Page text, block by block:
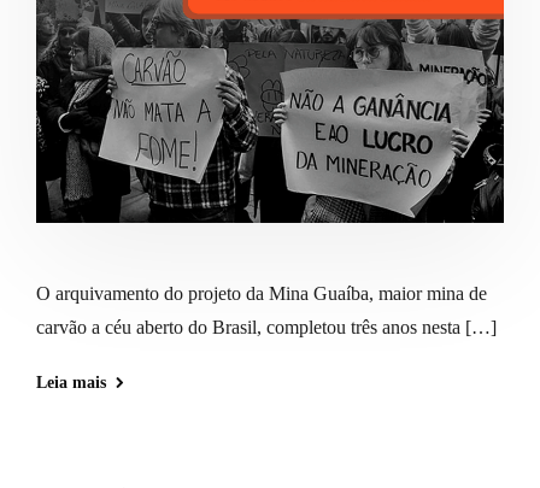
O arquivamento do projeto da Mina Guaíba, maior mina de
carvão a céu aberto do Brasil, completou três anos nesta […]
Leia mais